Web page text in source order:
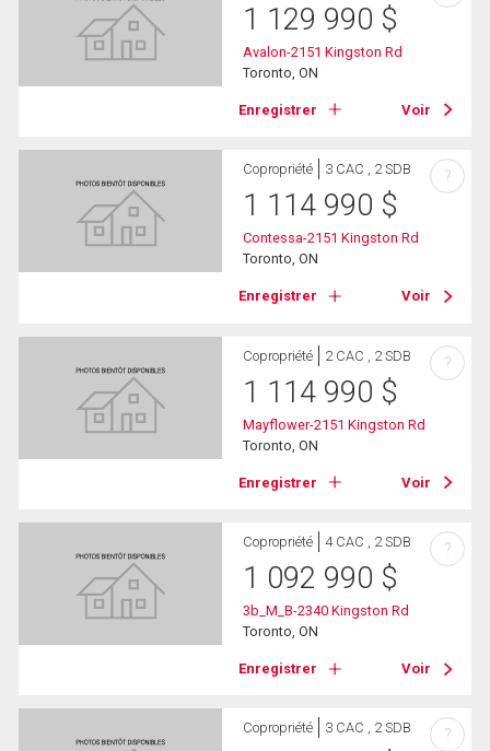
1 129 990 $
Avalon-2151 Kingston Rd
Toronto, ON
Enregistrer Voir
Copropriété 3 CAC , 2 SDB
1 114 990 $
Contessa-2151 Kingston Rd
Toronto, ON
Enregistrer Voir
?
Copropriété 2 CAC , 2 SDB
1 114 990 $
Mayflower-2151 Kingston Rd
Toronto, ON
Enregistrer Voir
?
Copropriété 4 CAC , 2 SDB
1 092 990 $
3b_M_B-2340 Kingston Rd
Toronto, ON
Enregistrer Voir
?
Copropriété 3 CAC , 2 SDB ?